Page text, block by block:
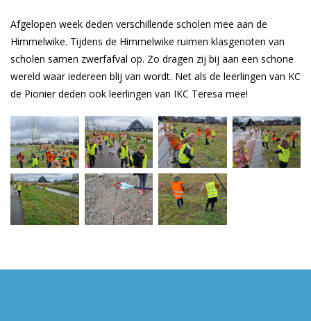
Afgelopen week deden verschillende scholen mee aan de
Himmelwike. Tijdens de Himmelwike ruimen klasgenoten van
scholen samen zwerfafval op. Zo dragen zij bij aan een schone
wereld waar iedereen blij van wordt. Net als de leerlingen van KC
de Pionier deden ook leerlingen van IKC Teresa mee!